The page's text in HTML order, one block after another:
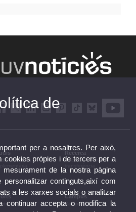
i formació
Recerca
Recerca, innovació i
Campus
Campus
de
per a nosaltres. Per això,
cookies pròpies i de tercers per a
de la nostra pàgina
continguts,així com
a les xarxes socials o analitzar
continuar accepta o modifica la